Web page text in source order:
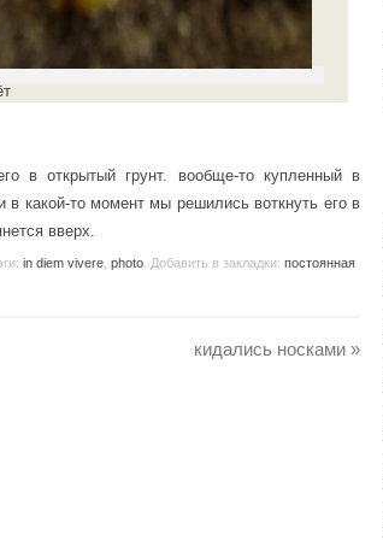
в открытый грунт. вообще-то купленный в
в какой-то момент мы решились воткнуть его в
вверх.
in diem vivere photo . Добавить в закладки: постоянная
кидались носками »